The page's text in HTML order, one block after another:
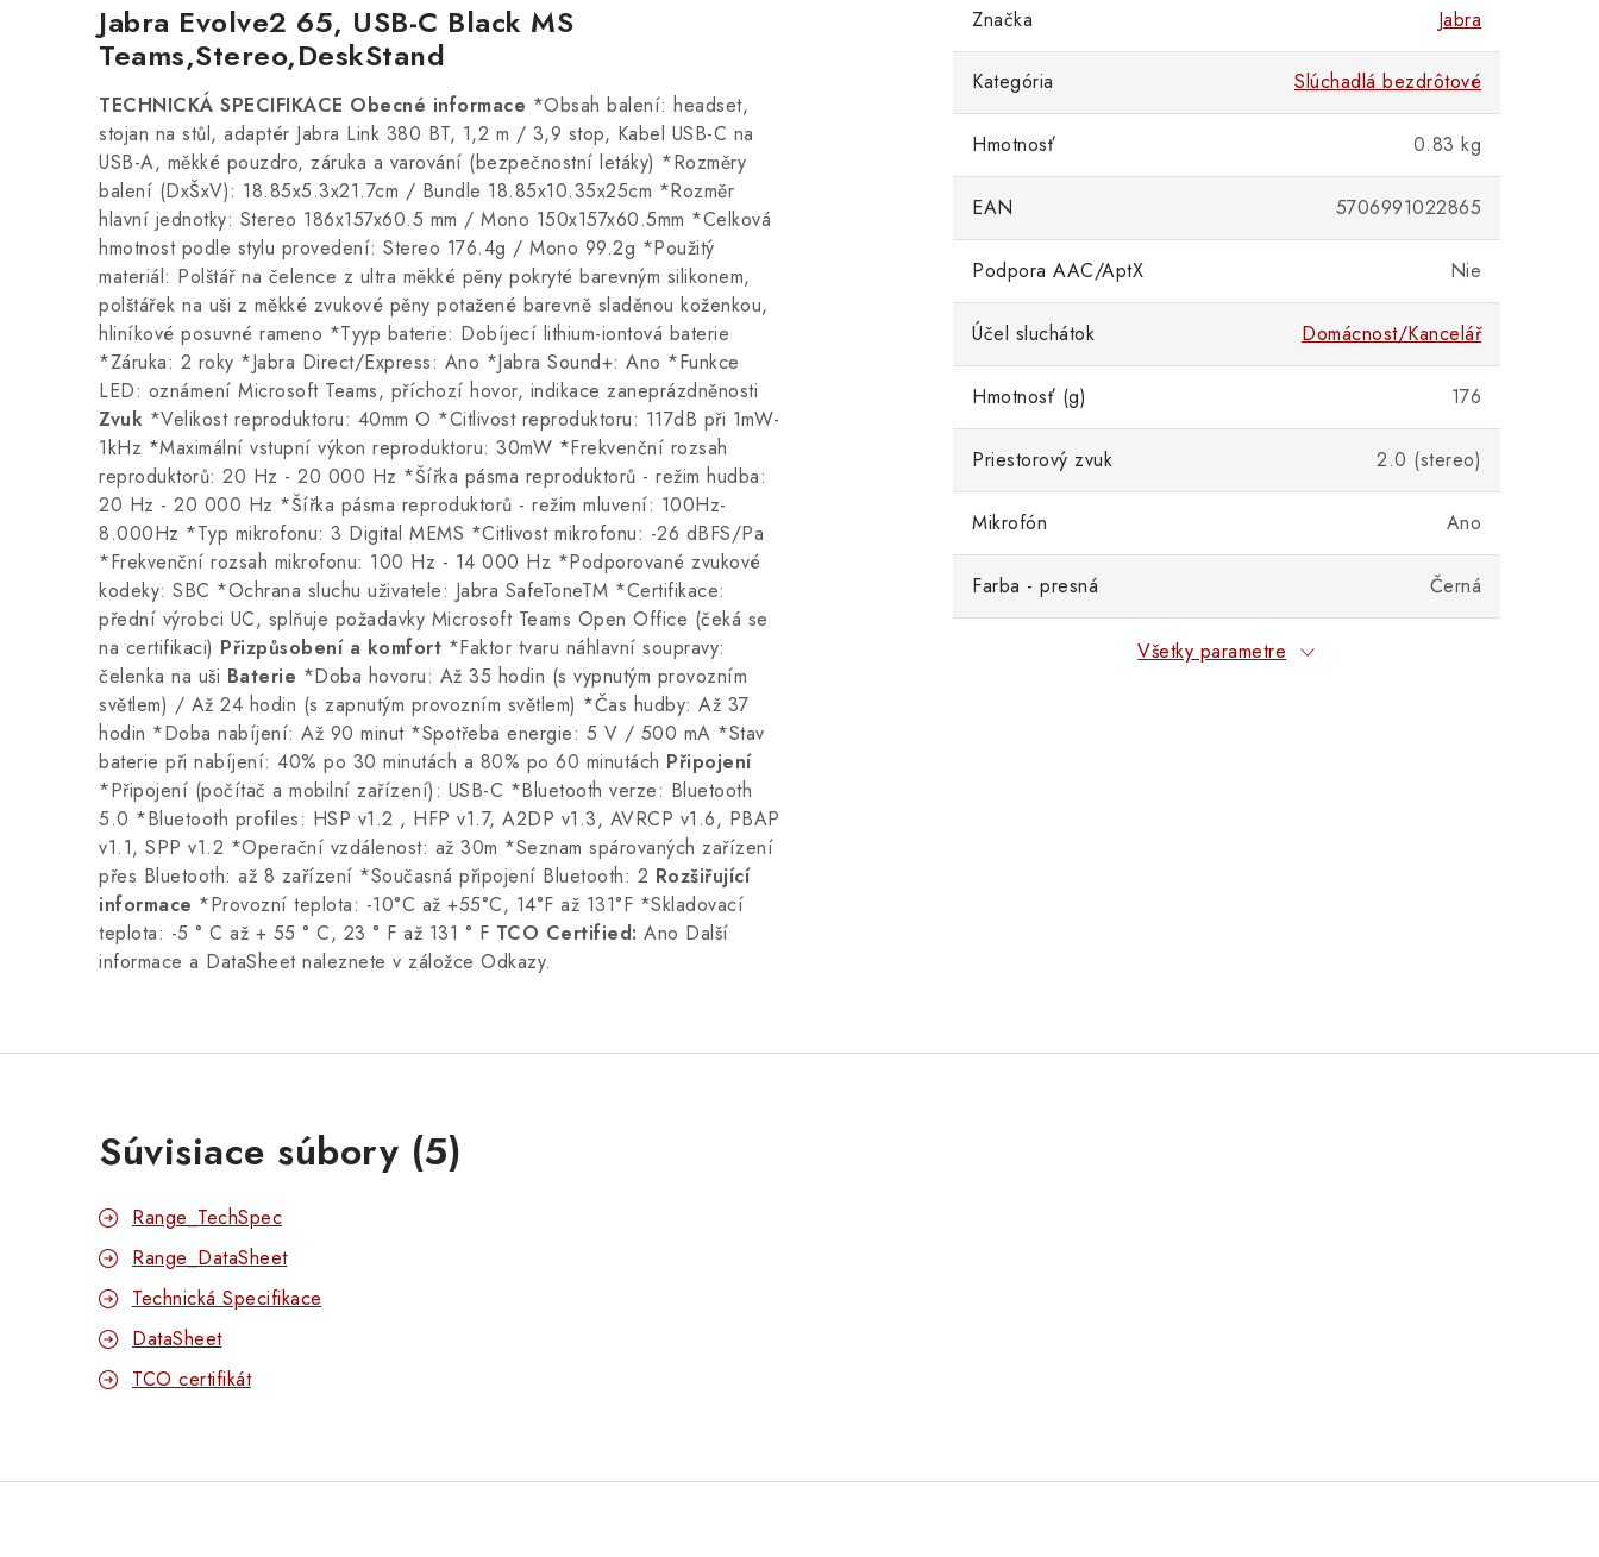
Jabra Evolve2 65, USB-C Black MS
Teams,Stereo,DeskStand
TECHNICKÁ SPECIFIKACE Obecné informace *Obsah balení: headset,
stojan na stůl, adaptér Jabra Link 380 BT, 1,2 m / 3,9 stop, Kabel USB-C na
USB-A, měkké pouzdro, záruka a varování (bezpečnostní letáky) *Rozměry
balení (DxŠxV): 18.85x5.3x21.7cm / Bundle 18.85x10.35x25cm *Rozměr
hlavní jednotky: Stereo 186x157x60.5 mm / Mono 150x157x60.5mm *Celková
hmotnost podle stylu provedení: Stereo 176.4g / Mono 99.2g *Použitý
materiál: Polštář na čelence z ultra měkké pěny pokryté barevným silikonem,
polštářek na uši z měkké zvukové pěny potažené barevně sladěnou koženkou,
hliníkové posuvné rameno *Tyyp baterie: Dobíjecí lithium-iontová baterie
*Záruka: 2 roky *Jabra Direct/Express: Ano *Jabra Sound+: Ano *Funkce
LED: oznámení Microsoft Teams, příchozí hovor, indikace zaneprázdněnosti
Zvuk *Velikost reproduktoru: 40mm O *Citlivost reproduktoru: 117dB při 1mW-
1kHz *Maximální vstupní výkon reproduktoru: 30mW *Frekvenční rozsah
reproduktorů: 20 Hz - 20 000 Hz *Šířka pásma reproduktorů - režim hudba:
20 Hz - 20 000 Hz *Šířka pásma reproduktorů - režim mluvení: 100Hz-
8.000Hz *Typ mikrofonu: 3 Digital MEMS *Citlivost mikrofonu: -26 dBFS/Pa
*Frekvenční rozsah mikrofonu: 100 Hz - 14 000 Hz *Podporované zvukové
kodeky: SBC *Ochrana sluchu uživatele: Jabra SafeToneTM *Certifikace:
přední výrobci UC, splňuje požadavky Microsoft Teams Open Office (čeká se
na certifikaci) Přizpůsobení a komfort *Faktor tvaru náhlavní soupravy:
čelenka na uši Baterie *Doba hovoru: Až 35 hodin (s vypnutým provozním
světlem) / Až 24 hodin (s zapnutým provozním světlem) *Čas hudby: Až 37
hodin *Doba nabíjení: Až 90 minut *Spotřeba energie: 5 V / 500 mA *Stav
baterie při nabíjení: 40% po 30 minutách a 80% po 60 minutách Připojení
*Připojení (počítač a mobilní zařízení): USB-C *Bluetooth verze: Bluetooth
5.0 *Bluetooth profiles: HSP v1.2 , HFP v1.7, A2DP v1.3, AVRCP v1.6, PBAP
v1.1, SPP v1.2 *Operační vzdálenost: až 30m *Seznam spárovaných zařízení
přes Bluetooth: až 8 zařízení *Současná připojení Bluetooth: 2 Rozšiřující
informace *Provozní teplota: -10°C až +55°C, 14°F až 131°F *Skladovací
teplota: -5 ° C až + 55 ° C, 23 ° F až 131 ° F TCO Certified: Ano Další
informace a DataSheet naleznete v záložce Odkazy.
Značka Jabra
Kategória Slúchadlá bezdrôtové
Hmotnosť 0.83 kg
EAN 5706991022865
Podpora AAC/AptX Nie
Účel sluchátok Domácnost/Kancelář
Hmotnosť (g) 176
Priestorový zvuk 2.0 (stereo)
Mikrofón Ano
Farba - presná Černá
Všetky parametre
Súvisiace súbory (5)
Range_TechSpec
Range_DataSheet
Technická Specifikace
DataSheet
TCO certifikát